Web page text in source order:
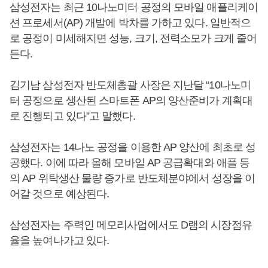
삼성전자는 최근 10나노미터 공정의 모바일 애플리케이
션 프로세서(AP) 개발에 박차를 가하고 있다. 일반적으
로 공정이 미세해지면 성능, 크기, 전력소모가 크게 줄어
든다.
김기남 삼성전자 반도체총괄 사장은 지난달 “10나노미
터 공정으로 생산된 스마트폰 AP의 양산준비가 계획대
로 진행되고 있다”고 말했다.
삼성전자는 14나노 공정을 이용한 AP 양산에 최초로 성
공했다. 이에 따라 올해 모바일 AP 공급확대와 애플 등
의 AP 위탁생산 물량 증가로 반도체분야에서 성장을 이
어갈 것으로 예상된다.
삼성전자는 주력인 메모리사업에서도 D램의 시장점유
율을 높여나가고 있다.